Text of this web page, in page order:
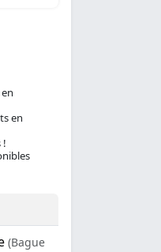
en
!
(Bague